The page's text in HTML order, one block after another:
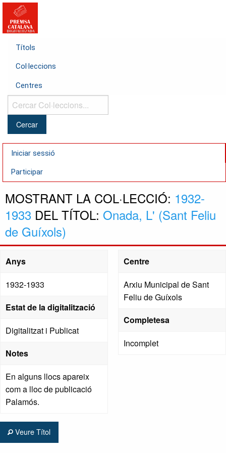
Títols
Col·leccions
Centres
Cercar
Col·leccions...
Iniciar sessió
Participar
MOSTRANT LA COL·LECCIÓ: 1932-
1933 DEL TÍTOL: Onada, L' (Sant Feliu
de Guíxols)
Anys
1932-1933
Estat de la digitalització
Digitalitzat i Publicat
Notes
En alguns llocs apareix
com a lloc de publicació
Palamós.
Centre
Arxiu Municipal de Sant
Feliu de Guíxols
Completesa
Incomplet
Veure Títol